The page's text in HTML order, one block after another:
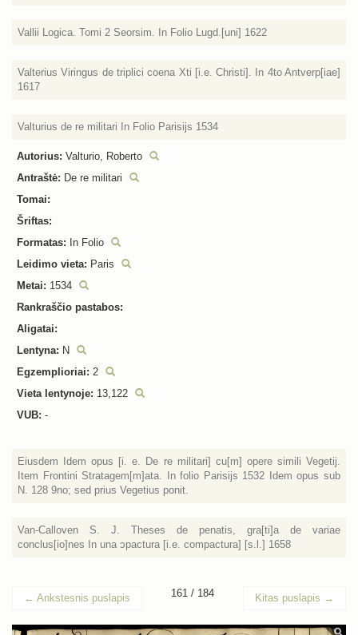
Vallii Logica. Tomi 2 Seorsim. In Folio Lugd.[uni] 1622
Valterius Viringus de triplici coena Xti [i.e. Christi]. In 4to Antverp[iae]
1617
Valturius de re militari In Folio Parisijs 1534
Autorius: Valturio, Roberto
Antraštė: De re militari
Tomai:
Šriftas:
Formatas: In Folio
Leidimo vieta: Paris
Metai: 1534
Rankraščio pastabos:
Aligatai:
Lentyna: N
Egzemplioriai: 2
Vieta lentynoje: 13,122
VUB: -
Eiusdem Idem opus [i. e. De re militari] cu[m] opere simili Vegetij.
Item Frontini Stratagem[m]ata. In folio Parisijs 1532 Idem opus sub
N. 128 9no; sed prius Vegetius ponit.
Van-Calloven S. J. Theses de penatis, gra[ti]a de variae
conclus[io]nes In una ɔpactura [i.e. compactura] [s.l.] 1658
← Ankstesnis puslapis 161 / 184 Kitas puslapis →